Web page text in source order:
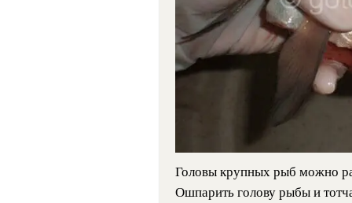
Головы крупных рыб можно
Ошпарить голову рыбы и